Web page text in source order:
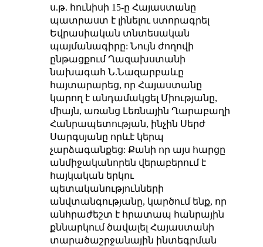
ս.թ. հունիսի 15-ը Հայաստանը
պատրաստ է լինելու ստորագրել
Եվրասիական տնտեսական
պայմանագիրը: Նույն ժողովի
ընթացքում Ղազախստանի
նախագահ Ն.Նազարբաևը
հայտարարեց, որ Հայաստանը
կարող է անդամակցել Միությանը,
միայն, առանց Լեռնային Ղարաբաղի
Հանրապետության, ինչին Սերժ
Սարգսյանը որևէ կերպ
չարձագանքեց: Քանի որ այս հարցը
անմիջականորեն վերաբերում է
հայկական երկու
պետականությունների
անվտանգությանը, կարծում ենք, որ
անհրաժեշտ է հրատապ հանրային
քննարկում ծավալել Հայաստանի
տարածաշրջանային ինտեգրման